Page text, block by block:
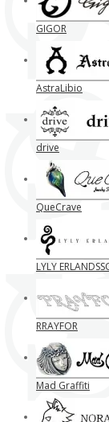
GIGOR
AstraLibio
drive
QueCrave
LYLY
RRAYFOR
Mad Graffiti